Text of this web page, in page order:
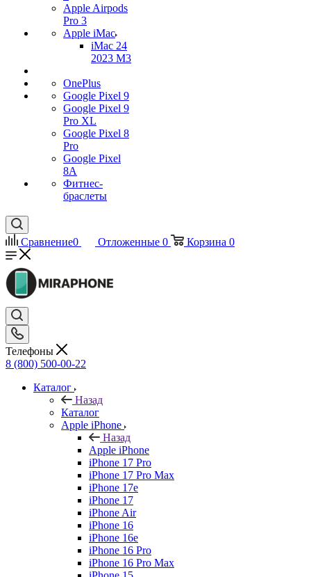
Apple Airpods
Pro 3
Apple iMac
iMac 24
2023 M3
OnePlus
Google Pixel 9
Google Pixel 9
Pro XL
Google Pixel 8
Pro
Google Pixel
8A
Фитнес-
браслеты
Сравнение0 Отложенные 0 Корзина 0
Телефоны
8 (800) 500-00-22
Каталог
Назад
Каталог
Apple iPhone
Назад
Apple iPhone
iPhone 17 Pro
iPhone 17 Pro Max
iPhone 17e
iPhone 17
iPhone Air
iPhone 16
iPhone 16e
iPhone 16 Pro
iPhone 16 Pro Max